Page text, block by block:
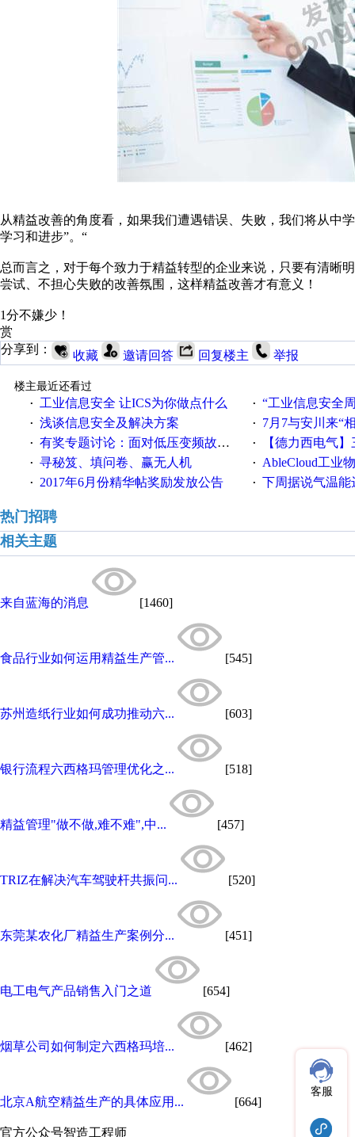
从精益改善的角度看，如果我们遭遇错误、失败，我们将从中
学习和进步”。“
总而言之，对于每个致力于精益转型的企业来说，只要有清晰
尝试、不担心失败的改善氛围，这样精益改善才有意义！
1分不嫌少！
赏
分享到：
收藏 邀请回答 回复楼主 举报
楼主最近还看过
·
工业信息安全 让ICS为你做点什么 · “工业信息安全周之我见”
· 浅谈信息安全及解决方案 · 7月7与安川来“
· 有奖专题讨论：面对低压变频故障，老手是这样解决的！ · 【德力西电气】三
· 寻秘笈、填问卷、赢无人机 · AbleCloud工业物联
· 2017年6月份精华帖奖励发放公告 · 下周据说气温能
热门招聘
相关主题
来自蓝海的消息 [1460]
食品行业如何运用精益生产管... [545]
苏州造纸行业如何成功推动六... [603]
银行流程六西格玛管理优化之... [518]
精益管理"做不做,难不难",中... [457]
TRIZ在解决汽车驾驶杆共振问... [520]
东莞某农化厂精益生产案例分... [451]
电工电气产品销售入门之道 [654]
烟草公司如何制定六西格玛培... [462]
北京A航空精益生产的具体应用... [664]
官方公众号智造工程师
客服